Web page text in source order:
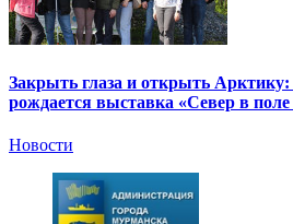
Закрыть глаза и открыть
рождается выставка «Север в поле
Новости